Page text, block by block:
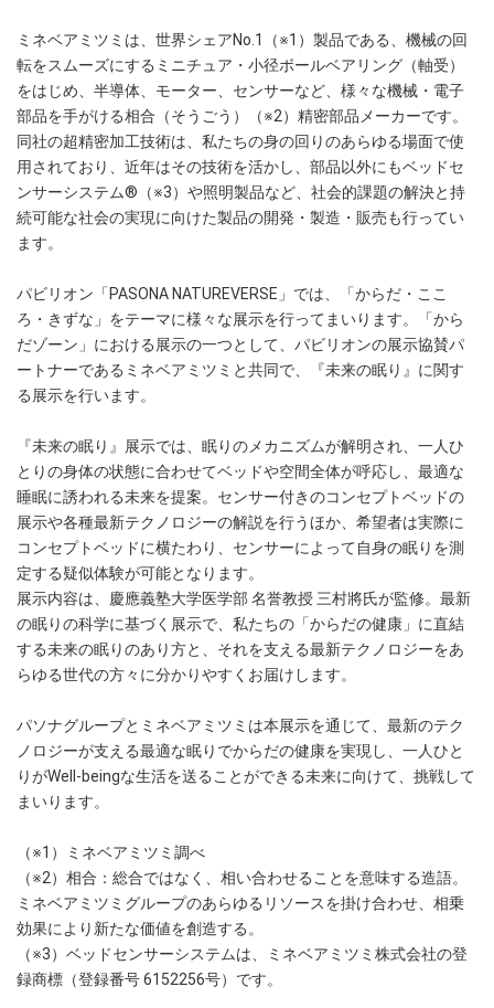
ミネベアミツミは、世界シェアNo.1（※1）製品である、機械の回
転をスムーズにするミニチュア・小径ボールベアリング（軸受）
をはじめ、半導体、モーター、センサーなど、様々な機械・電子
部品を手がける相合（そうごう）（※2）精密部品メーカーです。
同社の超精密加工技術は、私たちの身の回りのあらゆる場面で使
用されており、近年はその技術を活かし、部品以外にもベッドセ
ンサーシステム®（※3）や照明製品など、社会的課題の解決と持
続可能な社会の実現に向けた製品の開発・製造・販売も行ってい
ます。
パビリオン「PASONA NATUREVERSE」では、「からだ・ここ
ろ・きずな」をテーマに様々な展示を行ってまいります。「から
だゾーン」における展示の一つとして、パビリオンの展示協賛パ
ートナーであるミネベアミツミと共同で、『未来の眠り』に関す
る展示を行います。
『未来の眠り』展示では、眠りのメカニズムが解明され、一人ひ
とりの身体の状態に合わせてベッドや空間全体が呼応し、最適な
睡眠に誘われる未来を提案。センサー付きのコンセプトベッドの
展示や各種最新テクノロジーの解説を行うほか、希望者は実際に
コンセプトベッドに横たわり、センサーによって自身の眠りを測
定する疑似体験が可能となります。
展示内容は、慶應義塾大学医学部 名誉教授 三村將氏が監修。最新
の眠りの科学に基づく展示で、私たちの「からだの健康」に直結
する未来の眠りのあり方と、それを支える最新テクノロジーをあ
らゆる世代の方々に分かりやすくお届けします。
パソナグループとミネベアミツミは本展示を通じて、最新のテク
ノロジーが支える最適な眠りでからだの健康を実現し、一人ひと
りがWell-beingな生活を送ることができる未来に向けて、挑戦して
まいります。
（※1）ミネベアミツミ調べ
（※2）相合：総合ではなく、相い合わせることを意味する造語。
ミネベアミツミグループのあらゆるリソースを掛け合わせ、相乗
効果により新たな価値を創造する。
（※3）ベッドセンサーシステムは、ミネベアミツミ株式会社の登
録商標（登録番号 6152256号）です。